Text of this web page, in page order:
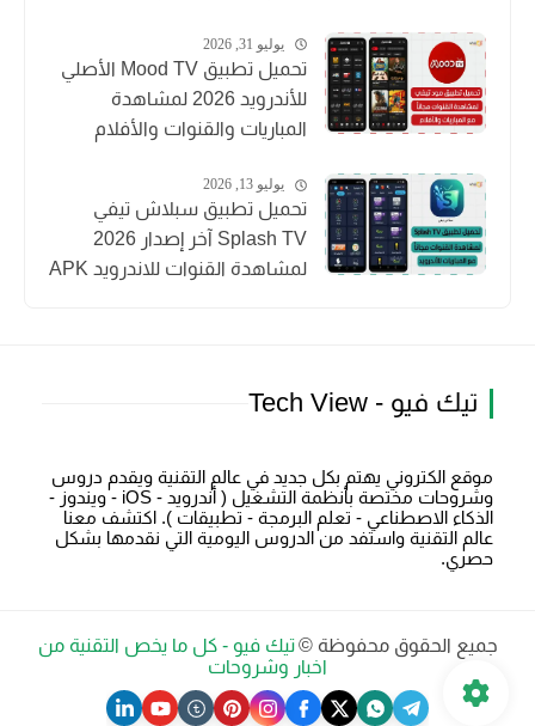
يوليو 31, 2026
تحميل تطبيق Mood TV الأصلي
للأندرويد 2026 لمشاهدة
المباريات والقنوات والأفلام
يوليو 13, 2026
تحميل تطبيق سبلاش تيفي
Splash TV آخر إصدار 2026
لمشاهدة القنوات للاندرويد APK
تيك فيو - Tech View
موقع الكتروني يهتم بكل جديد في عالم التقنية ويقدم دروس
وشروحات مختصة بأنظمة التشغيل ( أندرويد - iOS - ويندوز -
الذكاء الاصطناعي - تعلم البرمجة - تطبيقات ). اكتشف معنا
عالم التقنية واستفد من الدروس اليومية التي نقدمها بشكل
حصري.
جميع الحقوق محفوظة © تيك فيو - كل ما يخص التقنية من
اخبار وشروحات